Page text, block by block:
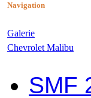
Navigation
Galerie
Chevrolet Malibu
SMF